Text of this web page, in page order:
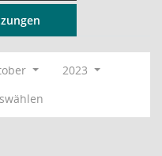
2023